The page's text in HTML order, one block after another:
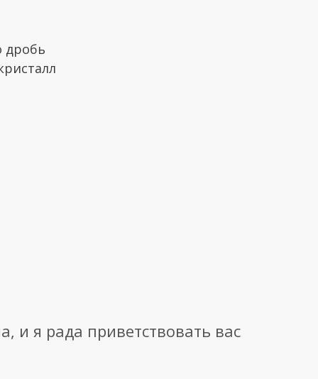
дробь
и я рада приветствовать вас